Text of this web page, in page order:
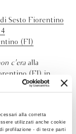
alla corretta
utilizzati anche cookie
profilazione - di terze parti
Sesto Fiorentino
(FI)
c'era alla
(FI) in